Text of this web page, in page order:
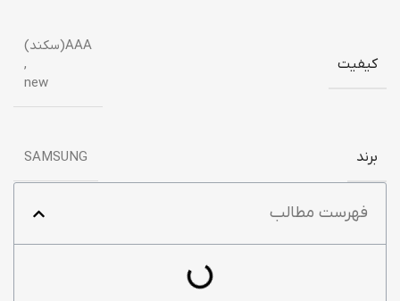
کیفیت
AAA(سکند)
,
new
برند SAMSUNG
فهرست مطالب